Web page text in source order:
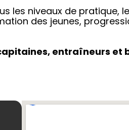
les niveaux de pratique,
des jeunes,
entraîneurs